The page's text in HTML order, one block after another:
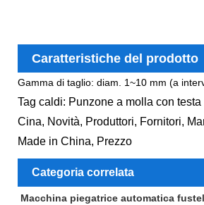
Caratteristiche del prodotto
Gamma di taglio: diam. 1~10 mm (a
Tag caldi: Punzone a molla con
Cina, Novità, Produttori, Fornitori,
Made in China, Prezzo
Categoria correlata
Macchina piegatrice automatica